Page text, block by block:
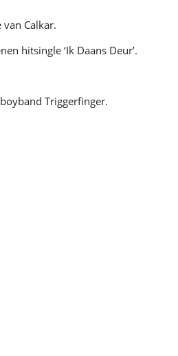
Calkar.
hitsingle ‘Ik Daans Deur’.
Triggerfinger.